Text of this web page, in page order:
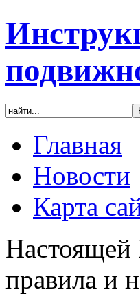
Главная
Новости
Карта
Настоящей
правила и